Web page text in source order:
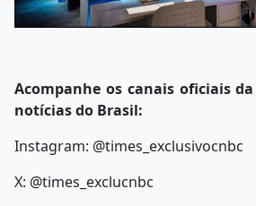
Acompanhe os canais oficiais
notícias do Brasil:
Instagram: @times_exclusivocnbc
X: @times_exclucnbc